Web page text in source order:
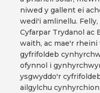
niwed y gallent ei
wedi'i amlinellu.
Cyfarpar Trydanol ac
waith, ac mae'r
gyfrifoldeb
ofynnol i
ysgwyddo'r
ailgylchu